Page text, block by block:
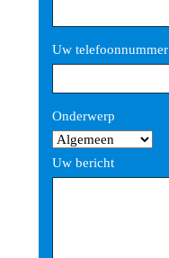
Uw telefoonnummer
Onderwerp
Uw bericht